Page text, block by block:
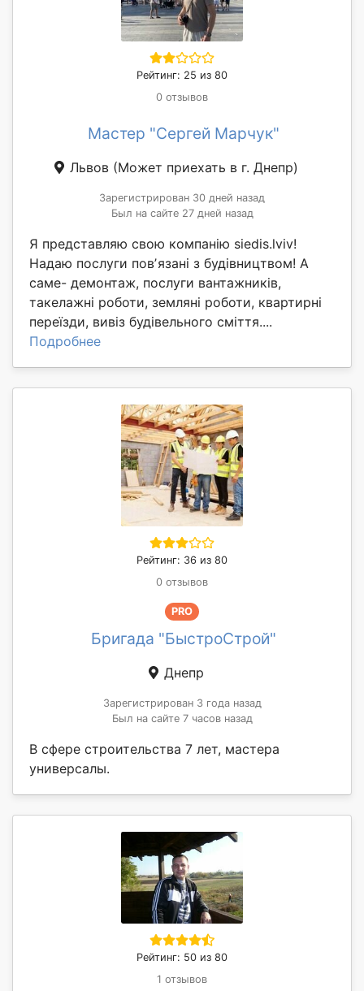
Рейтинг: 25 из 80
0 отзывов
Мастер "Сергей Марчук"
Львов (Может приехать в г. Днепр)
Зарегистрирован 30 дней назад
Был на сайте 27 дней назад
Я представляю свою компанію siedis.lviv!
Надаю послуги повʼязані з будівництвом! А
саме- демонтаж, послуги вантажників,
такелажні роботи, земляні роботи, квартирні
переїзди, вивіз будівельного сміття....
Подробнее
Рейтинг: 36 из 80
0 отзывов
PRO
Бригада "БыстроСтрой"
Днепр
Зарегистрирован 3 года назад
Был на сайте 7 часов назад
В сфере строительства 7 лет, мастера
универсалы.
Рейтинг: 50 из 80
1 отзывов